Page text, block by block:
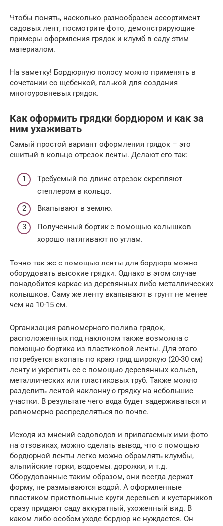
Чтобы понять, насколько разнообразен ассортимент
садовых лент, посмотрите фото, демонстрирующие
примеры оформления грядок и клумб в саду этим
материалом.
На заметку! Бордюрную полосу можно применять в
сочетании со щебенкой, галькой для создания
многоуровневых грядок.
Как оформить грядки бордюром и как за
ним ухаживать
Самый простой вариант оформления грядок – это
сшитый в кольцо отрезок ленты. Делают его так:
Требуемый по длине отрезок скрепляют
степлером в кольцо.
Вкапывают в землю.
Полученный бортик с помощью колышков
хорошо натягивают по углам.
Точно так же с помощью ленты для бордюра можно
оборудовать высокие грядки. Однако в этом случае
понадобится каркас из деревянных либо металлических
колышков. Саму же ленту вкапывают в грунт не менее
чем на 10-15 см.
Организация равномерного полива грядок,
расположенных под наклоном также возможна с
помощью бортика из пластиковой ленты. Для этого
потребуется вкопать по краю гряд широкую (20-30 см)
ленту и укрепить ее с помощью деревянных кольев,
металлических или пластиковых труб. Также можно
разделить лентой наклонную грядку на небольшие
участки. В результате чего вода будет задерживаться и
равномерно распределяться по почве.
Исходя из мнений садоводов и прилагаемых ими фото
на отзовиках, можно сделать вывод, что с помощью
бордюрной ленты легко можно обрамлять клумбы,
альпийские горки, водоемы, дорожки, и т.д.
Оборудованные таким образом, они всегда держат
форму, не размываются водой. А оформленные
пластиком приствольные круги деревьев и кустарников
сразу придают саду аккуратный, ухоженный вид. В
каком либо особом уходе бордюр не нуждается. Он